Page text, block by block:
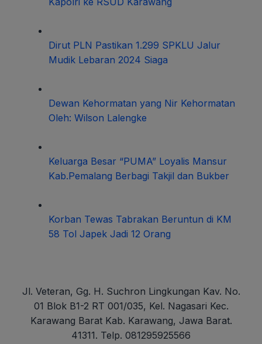
Dirut PLN Pastikan 1.299 SPKLU Jalur
Mudik Lebaran 2024 Siaga
Dewan Kehormatan yang Nir Kehormatan
Oleh: Wilson Lalengke
Keluarga Besar “PUMA” Loyalis Mansur
Kab.Pemalang Berbagi Takjil dan Bukber
Korban Tewas Tabrakan Beruntun di KM
58 Tol Japek Jadi 12 Orang
Jl. Veteran, Gg. H. Suchron Lingkungan Kav. No.
01 Blok B1-2 RT 001/035, Kel. Nagasari Kec.
Karawang Barat Kab. Karawang, Jawa Barat.
41311. Telp. 081295925566